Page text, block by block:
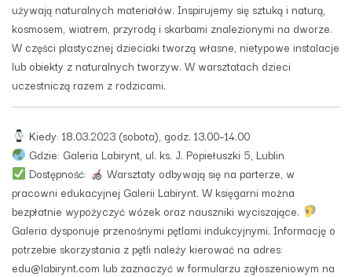
używają naturalnych materiałów. Inspirujemy się sztuką i naturą,
kosmosem, wiatrem, przyrodą i skarbami znalezionymi na dworze.
W części plastycznej dzieciaki tworzą własne, nietypowe instalacje
lub obiekty z naturalnych tworzyw. W warsztatach dzieci
uczestniczą razem z rodzicami.
Kiedy: 18.03.2023 (sobota), godz. 13.00–14.00
Gdzie: Galeria Labirynt, ul. ks. J. Popiełuszki 5, Lublin
Dostępność:
Warsztaty odbywają się na parterze, w
pracowni edukacyjnej Galerii Labirynt. W księgarni można
bezpłatnie wypożyczyć wózek oraz nauszniki wyciszające.
Galeria dysponuje przenośnymi pętlami indukcyjnymi. Informację o
potrzebie skorzystania z pętli należy kierować na adres:
edu@labirynt.com lub zaznaczyć w formularzu zgłoszeniowym na